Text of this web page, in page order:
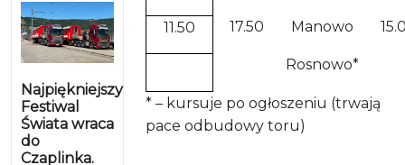
Najpiękniejszy
Festiwal
Świata wraca
do
Czaplinka.
11.50 17.50 Manowo
Rosnowo*
* – kursuje po ogłoszeniu (trwają
pace odbudowy toru)